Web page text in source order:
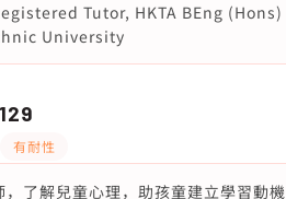
Tutor, HKTA BEng
University
有耐性
，了解兒童心理，助孩童建立學習動機